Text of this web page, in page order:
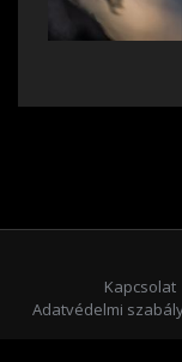
Kapcsolat
Adatvédelmi